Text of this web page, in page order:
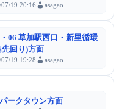
07/19 20:16 asagao
06 草加駅西口・新里循環
先回り)方面
07/19 19:28 asagao
ークタウン方面